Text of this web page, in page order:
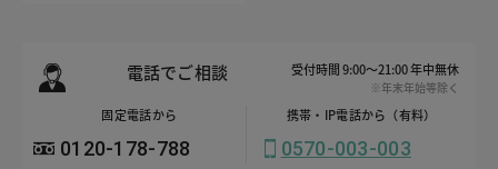
電話でご相談 受付時間 9:00～21:00 年中無休
※年末年始等除く
固定電話から
0120-178-788
携帯・IP電話から（有料）
0570-003-003